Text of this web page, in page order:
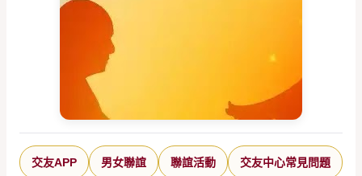
交友APP 男女聯誼 聯誼活動 交友中心常見問題